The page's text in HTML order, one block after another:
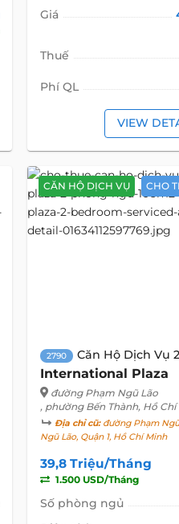
Giá
Thuế
Phí QL
VIEW
CĂN HỘ DỊCH VỤ CHO
2790 Căn Hộ Dịch Vụ
International Plaza
đường Phạm Ngũ Lão
, phường Bến Thành, Hồ Chí
Địa chỉ cũ:đường Phạm
Ngũ Lão, Quận 1, Hồ Chí Minh
39,8 Triệu/Tháng
1.500 USD/Tháng
Số phòng ngủ